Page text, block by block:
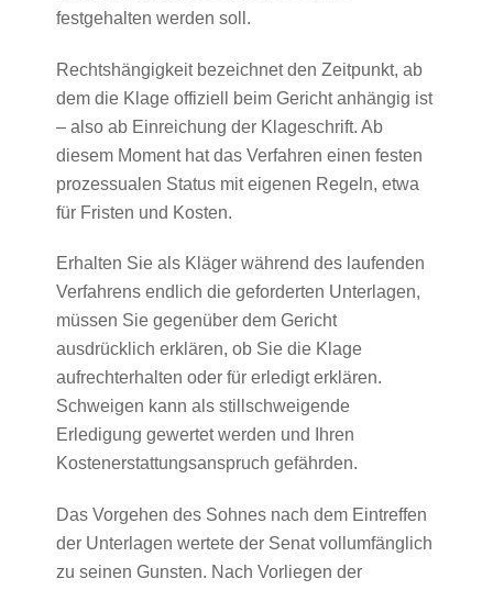
festgehalten werden soll.
Rechtshängigkeit bezeichnet den Zeitpunkt, ab
dem die Klage offiziell beim Gericht anhängig ist
– also ab Einreichung der Klageschrift. Ab
diesem Moment hat das Verfahren einen festen
prozessualen Status mit eigenen Regeln, etwa
für Fristen und Kosten.
Erhalten Sie als Kläger während des laufenden
Verfahrens endlich die geforderten Unterlagen,
müssen Sie gegenüber dem Gericht
ausdrücklich erklären, ob Sie die Klage
aufrechterhalten oder für erledigt erklären.
Schweigen kann als stillschweigende
Erledigung gewertet werden und Ihren
Kostenerstattungsanspruch gefährden.
Das Vorgehen des Sohnes nach dem Eintreffen
der Unterlagen wertete der Senat vollumfänglich
zu seinen Gunsten. Nach Vorliegen der